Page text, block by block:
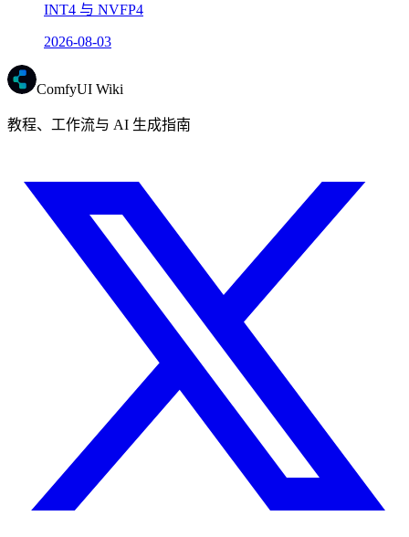
INT4 与 NVFP4
2026-08-03
ComfyUI Wiki
教程、工作流与 AI 生成指南